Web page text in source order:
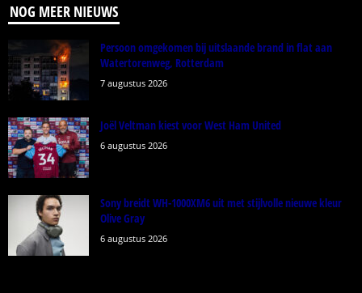
NOG MEER NIEUWS
Persoon omgekomen bij uitslaande brand in flat aan
Watertorenweg, Rotterdam
7 augustus 2026
Joël Veltman kiest voor West Ham United
6 augustus 2026
Sony breidt WH-1000XM6 uit met stijlvolle nieuwe kleur
Olive Gray
6 augustus 2026